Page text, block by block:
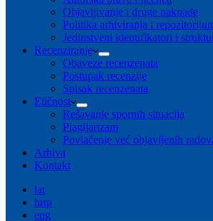
Objavljivanje i druge naknade
Politika arhiviranja i
Jedinstveni identifikatori i
Recenziranje
Obaveze recenzenata
Postupak recenzije
Spisak recenzenata
Etičnost
Rešavanje spornih situacija
Plagijarizam
Povlačenje već objavljenih
Arhiva
Kontakt
lat
ћир
eng